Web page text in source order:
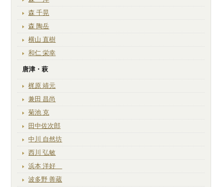
森 千晃
森 陶岳
横山 直樹
和仁 栄幸
唐津・萩
梶原 靖元
兼田 昌尚
菊池 克
田中佐次郎
中川 自然坊
西川 弘敏
浜本 洋好
波多野 善蔵